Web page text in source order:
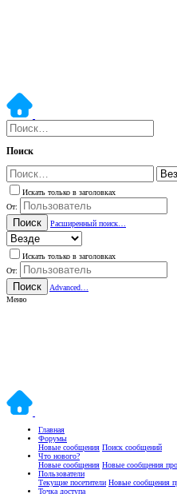
Поиск
Искать только в заголовках
От:
Поиск Расширенный поиск…
Искать только в заголовках
От:
Поиск
Advanced…
Меню
Главная
Форумы
Новые сообщения Поиск сообщений
Что нового?
Новые сообщения Новые сообщения
Пользователи
Текущие посетители Новые сообщения
Точка доступа